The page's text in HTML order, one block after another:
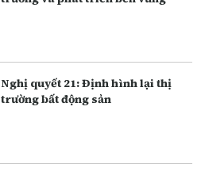
Nghị quyết 21: Định hình lại thị
trường bất động sản